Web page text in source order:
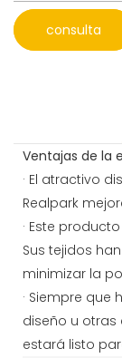
consulta
Ventajas de la
· El atractivo
Realpark
· Este
Sus tejidos
minimizar la
· Siempre
diseño u otras
estará listo